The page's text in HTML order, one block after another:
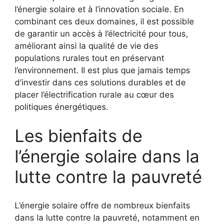
l’énergie solaire et à l’innovation sociale. En
combinant ces deux domaines, il est possible ​
de garantir‌ un accès à l’électricité pour tous,
améliorant ainsi la qualité de vie des
populations rurales tout en préservant
l’environnement. Il est plus que jamais temps
d’investir dans ces solutions durables et de
placer l’électrification rurale au cœur des
politiques énergétiques.
Les bienfaits de
l’énergie solaire dans la ​
lutte contre la pauvreté
L’énergie solaire offre de nombreux bienfaits
dans la lutte contre la pauvreté, notamment en